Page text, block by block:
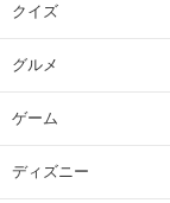
クイズ
グルメ
ゲーム
ディズニー